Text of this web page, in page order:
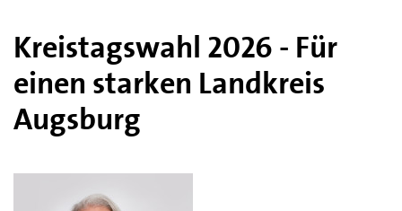
Kreistagswahl 2026 - Für
einen starken Landkreis
Augsburg